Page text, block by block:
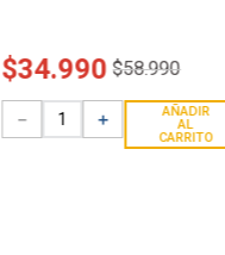
$34.990 $58.990
＋
－
AÑADIR
AL
CARRITO